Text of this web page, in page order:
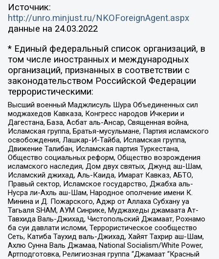
Источник:
http://unro.minjust.ru/NKOForeignAgent.aspx
данные на 24.03.2022
* Единый федеральный список организаций, в
том числе иностранных и международных
организаций, признанных в соответствии с
законодательством Российской Федерации
террористическими:
Высший военный Маджлисуль Шура Объединенных сил
моджахедов Кавказа, Конгресс народов Ичкерии и
Дагестана, База, Асбат аль-Ансар, Священная война,
Исламская группа, Братья-мусульмане, Партия исламского
освобождения, Лашкар-И-Тайба, Исламская группа,
Движение Талибан, Исламская партия Туркестана,
Общество социальных реформ, Общество возрождения
исламского наследия, Дом двух святых, Джунд аш-Шам,
Исламский джихад, Аль-Каида, Имарат Кавказ, АБТО,
Правый сектор, Исламское государство, Джабха аль-
Нусра ли-Ахль аш-Шам, Народное ополчение имени К.
Минина и Д. Пожарского, Аджр от Аллаха Субхану уа
Тагьаля SHAM, АУМ Синрике, Муджахеды джамаата Ат-
Тавхида Валь-Джихад, Чистопольский Джамаат, Рохнамо
ба суи давлати исломи, Террористическое сообщество
Сеть, Катиба Таухид валь-Джихад, Хайят Тахрир аш-Шам,
Ахлю Сунна Валь Джамаа, National Socialism/White Power,
Артподготовка, Религиозная группа “Джамаат “Красный